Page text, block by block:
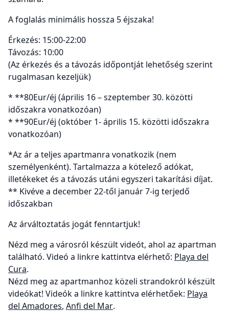
A foglalás minimális hossza 5 éjszaka!
Érkezés: 15:00-22:00
Távozás: 10:00
(Az érkezés és a távozás időpontját lehetőség szerint
rugalmasan kezeljük)
* **80Eur/éj (április 16 – szeptember 30. közötti
időszakra vonatkozóan)
* **90Eur/éj (október 1- április 15. közötti időszakra
vonatkozóan)
*Az ár a teljes apartmanra vonatkozik (nem
személyenként). Tartalmazza a kötelező adókat,
illetékeket és a távozás utáni egyszeri takarítási díjat.
** Kivéve a december 22-től január 7-ig terjedő
időszakban
Az árváltoztatás jogát fenntartjuk!
Nézd meg a városról készült videót, ahol az apartman
található. Videó a linkre kattintva elérhető: Playa del
Cura.
Nézd meg az apartmanhoz közeli strandokról készült
videókat! Videók a linkre kattintva elérhetőek: Playa
del Amadores, Anfi del Mar.